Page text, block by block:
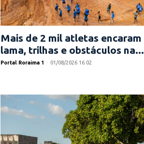
Mais de 2 mil atletas encaram
lama, trilhas e obstáculos na...
Portal Roraima 1 - 01/08/2026 16:02